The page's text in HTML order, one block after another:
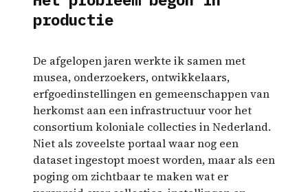
productie
De afgelopen jaren werkte ik samen met
musea, onderzoekers, ontwikkelaars,
erfgoedinstellingen en gemeenschappen van
herkomst aan een infrastructuur voor het
consortium koloniale collecties in Nederland.
Niet als zoveelste portaal waar nog een
dataset ingestopt moest worden, maar als een
poging om zichtbaar te maken wat er